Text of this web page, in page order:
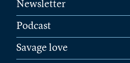
Newsletter
Podcast
Savage love